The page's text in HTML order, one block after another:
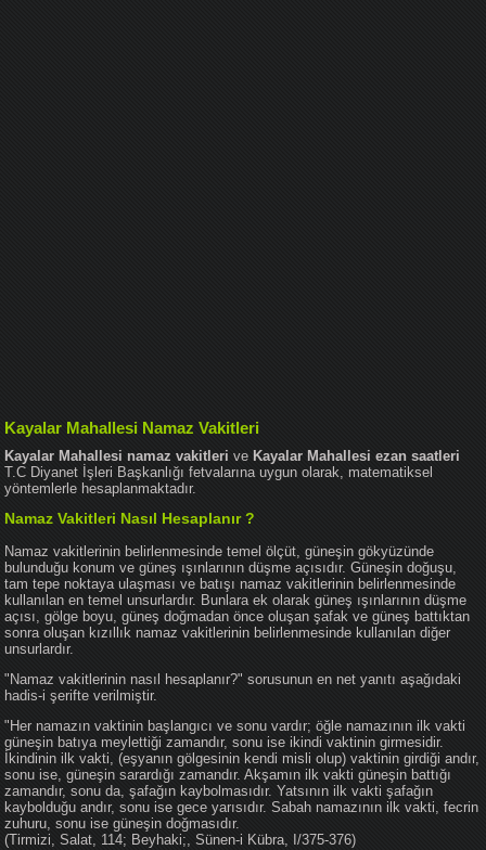
Kayalar Mahallesi Namaz Vakitleri
Kayalar Mahallesi namaz vakitleri ve Kayalar Mahallesi ezan saatleri
T.C Diyanet İşleri Başkanlığı fetvalarına uygun olarak, matematiksel
yöntemlerle hesaplanmaktadır.
Namaz Vakitleri Nasıl Hesaplanır ?
Namaz vakitlerinin belirlenmesinde temel ölçüt, güneşin gökyüzünde
bulunduğu konum ve güneş ışınlarının düşme açısıdır. Güneşin doğuşu,
tam tepe noktaya ulaşması ve batışı namaz vakitlerinin belirlenmesinde
kullanılan en temel unsurlardır. Bunlara ek olarak güneş ışınlarının düşme
açısı, gölge boyu, güneş doğmadan önce oluşan şafak ve güneş battıktan
sonra oluşan kızıllık namaz vakitlerinin belirlenmesinde kullanılan diğer
unsurlardır.
"Namaz vakitlerinin nasıl hesaplanır?" sorusunun en net yanıtı aşağıdaki
hadis-i şerifte verilmiştir.
"Her namazın vaktinin başlangıcı ve sonu vardır; öğle namazının ilk vakti
güneşin batıya meylettiği zamandır, sonu ise ikindi vaktinin girmesidir.
İkindinin ilk vakti, (eşyanın gölgesinin kendi misli olup) vaktinin girdiği andır,
sonu ise, güneşin sarardığı zamandır. Akşamın ilk vakti güneşin battığı
zamandır, sonu da, şafağın kaybolmasıdır. Yatsının ilk vakti şafağın
kaybolduğu andır, sonu ise gece yarısıdır. Sabah namazının ilk vakti, fecrin
zuhuru, sonu ise güneşin doğmasıdır.
(Tirmizi, Salat, 114; Beyhaki;, Sünen-i Kübra, I/375-376)